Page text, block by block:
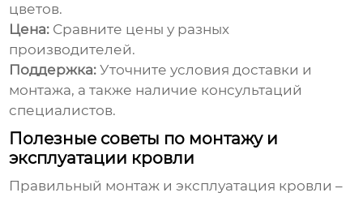
цветов.
Цена: Сравните цены у разных
производителей.
Поддержка: Уточните условия доставки и
монтажа, а также наличие консультаций
специалистов.
Полезные советы по монтажу и
эксплуатации кровли
Правильный монтаж и эксплуатация кровли –